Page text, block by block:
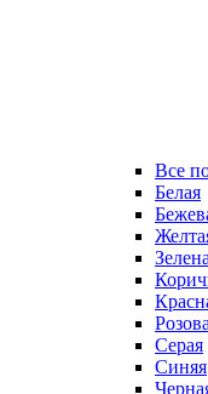
Все
Белая
Серая
Синяя